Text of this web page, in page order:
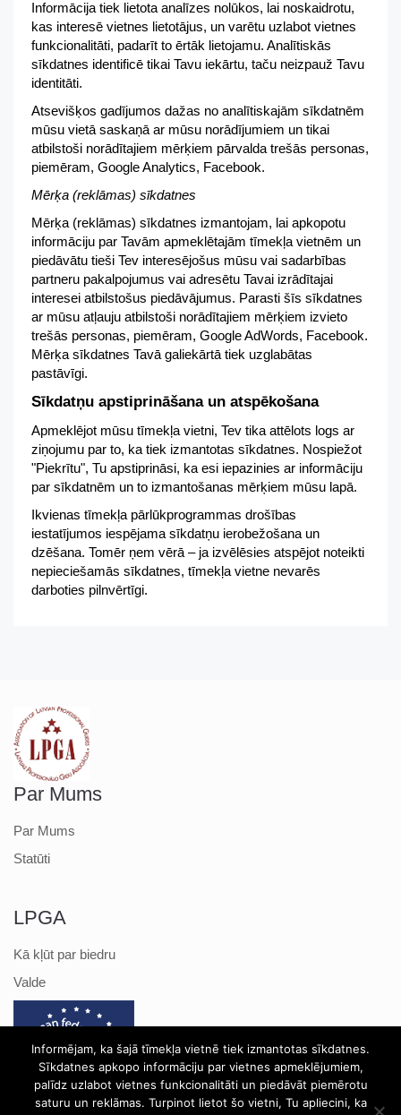
Informācija tiek lietota analīzes nolūkos, lai noskaidrotu,
kas interesē vietnes lietotājus, un varētu uzlabot vietnes
funkcionalitāti, padarīt to ērtāk lietojamu. Analītiskās
sīkdatnes identificē tikai Tavu iekārtu, taču neizpauž Tavu
identitāti.
Atsevišķos gadījumos dažas no analītiskajām sīkdatnēm
mūsu vietā saskaņā ar mūsu norādījumiem un tikai
atbilstoši norādītajiem mērķiem pārvalda trešās personas,
piemēram, Google Analytics, Facebook.
Mērķa (reklāmas) sīkdatnes
Mērķa (reklāmas) sīkdatnes izmantojam, lai apkopotu
informāciju par Tavām apmeklētajām tīmekļa vietnēm un
piedāvātu tieši Tev interesējošus mūsu vai sadarbības
partneru pakalpojumus vai adresētu Tavai izrādītajai
interesei atbilstošus piedāvājumus. Parasti šīs sīkdatnes
ar mūsu atļauju atbilstoši norādītajiem mērķiem izvieto
trešās personas, piemēram, Google AdWords, Facebook.
Mērķa sīkdatnes Tavā galiekārtā tiek uzglabātas
pastāvīgi.
Sīkdatņu apstiprināšana un atspēkošana
Apmeklējot mūsu tīmekļa vietni, Tev tika attēlots logs ar
ziņojumu par to, ka tiek izmantotas sīkdatnes. Nospiežot
"Piekrītu", Tu apstiprināsi, ka esi iepazinies ar informāciju
par sīkdatnēm un to izmantošanas mērķiem mūsu lapā.
Ikvienas tīmekļa pārlūkprogrammas drošības
iestatījumos iespējama sīkdatņu ierobežošana un
dzēšana. Tomēr ņem vērā – ja izvēlēsies atspējot noteikti
nepieciešamās sīkdatnes, tīmekļa vietne nevarēs
darboties pilnvērtīgi.
Par Mums
Par Mums
Statūti
LPGA
Kā kļūt par biedru
Valde
Informējam, ka šajā tīmekļa vietnē tiek izmantotas sīkdatnes.
Sīkdatnes apkopo informāciju par vietnes apmeklējumiem,
palīdz uzlabot vietnes funkcionalitāti un piedāvāt piemērotu
saturu un reklāmas. Turpinot lietot šo vietni, Tu apliecini, ka